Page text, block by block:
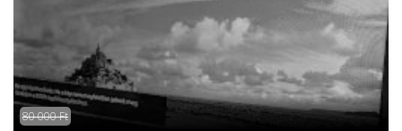
80 000 Ft